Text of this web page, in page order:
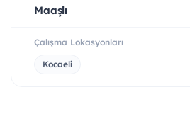
Maaşlı
Çalışma Lokasyonları
Kocaeli